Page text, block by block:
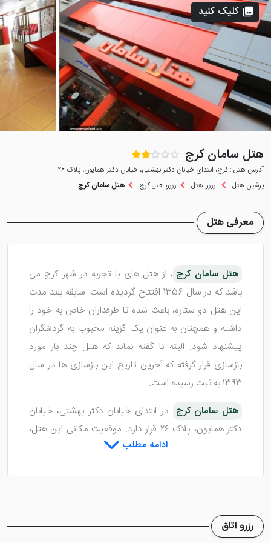
هتل سامان کرج
آدرس هتل : کرج، ابتدای خیابان دکتر بهشتی، خیابان دکتر همایون، پلاک ۲۶
پرشین هتل
رزرو هتل رزرو هتل کرج هتل سامان کرج
کلیک کنید
معرفی هتل
هتل سامان کرج ، از هتل های با تجربه در شهر کرج می
باشد که در سال 1356 افتتاح گردیده است. سابقه بلند مدت
این هتل دو ستاره، باعث شده تا طرفداران خاص به خود را
داشته و همچنان به عنوان یک گزینه محبوب به گردشگران
پیشنهاد شود. البته نا گفته نماند که هتل چند بار مورد
بازسازی قرار گرفته که آخرین تاریح این بازسازی ها در سال
1393 به ثبت رسیده است.
هتل سامان کرج در ابتدای خیابان دکتر بهشتی، خیابان
دکتر همایون، پلاک ۲۶ قرار دارد. موقعیت مکانی این هتل،
به نسبت در منطقه ای آرام و بی سروصدا می باشد که آرامش
مطلب به معرفی کامل تر هتل می پردازیم؛ با ما همراه شوید.
ادامه مطلب
رزرو اتاق